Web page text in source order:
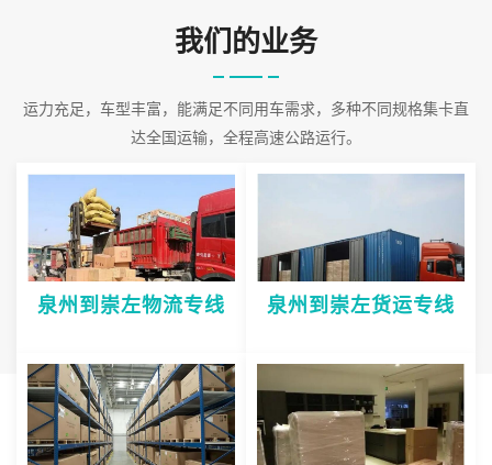
我们的业务
运力充足，车型丰富，能满足不同用车需求，多种不同规格集卡直
达全国运输，全程高速公路运行。
泉州到崇左物流专线 泉州到崇左货运专线